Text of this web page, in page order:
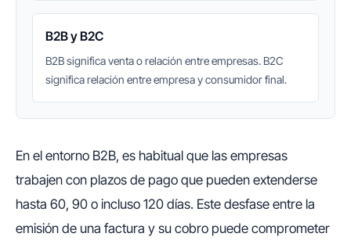
B2B y B2C
B2B significa venta o relación entre empresas. B2C
significa relación entre empresa y consumidor final.
En el entorno B2B, es habitual que las empresas
trabajen con plazos de pago que pueden extenderse
hasta 60, 90 o incluso 120 días. Este desfase entre la
emisión de una factura y su cobro puede comprometer